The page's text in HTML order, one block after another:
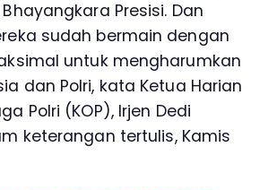
Presisi. Dan
sudah bermain dengan
untuk mengharumkan
dan Polri, kata Ketua Harian
Polri (KOP), Irjen Dedi
keterangan tertulis, Kamis